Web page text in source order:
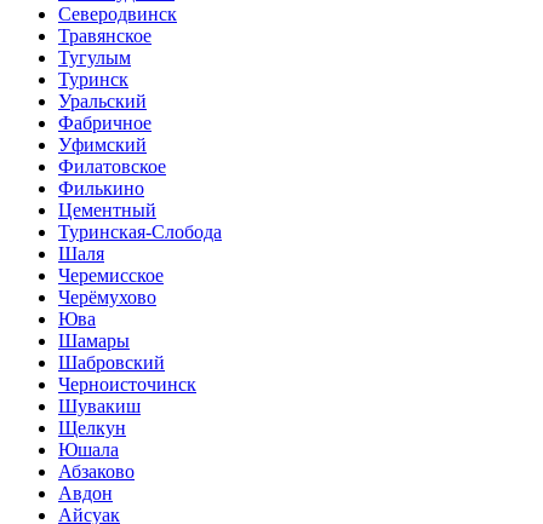
Северодвинск
Травянское
Тугулым
Туринск
Уральский
Фабричное
Уфимский
Филатовское
Филькино
Цементный
Туринская-Слобода
Шаля
Черемисское
Черёмухово
Юва
Шамары
Шабровский
Черноисточинск
Шувакиш
Щелкун
Юшала
Абзаково
Авдон
Айсуак